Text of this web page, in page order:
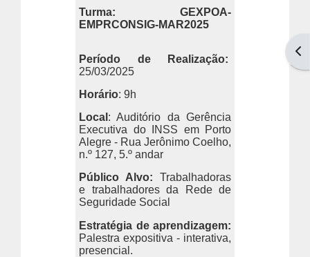
Turma: GEXPOA-
EMPRCONSIG-MAR2025
Período de Realização:
25/03/2025
Horário: 9h
Local : Auditório da Gerência
Executiva do INSS em Porto
Alegre - Rua Jerônimo Coelho,
n.º 127, 5.º andar
Público Alvo: Trabalhadoras
e trabalhadores da Rede de
Seguridade Social
Estratégia de aprendizagem:
Palestra expositiva - interativa,
presencial.